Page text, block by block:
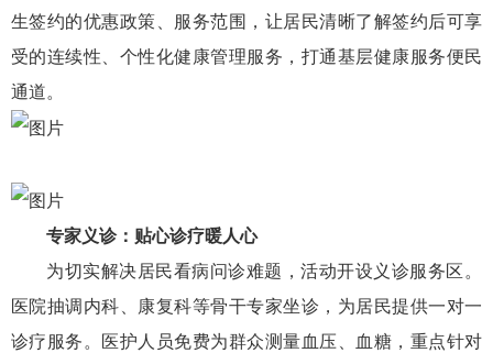
生签约的优惠政策、服务范围，让居民清晰了解签约后可享
受的连续性、个性化健康管理服务，打通基层健康服务便民
通道。
专家义诊：贴心诊疗暖人心
为切实解决居民看病问诊难题，活动开设义诊服务区。
医院抽调内科、康复科等骨干专家坐诊，为居民提供一对一
诊疗服务。医护人员免费为群众测量血压、血糖，重点针对